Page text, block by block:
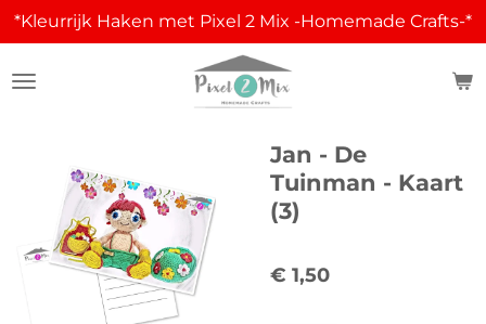
Ga
direct
naar
*Kleurrijk Haken met Pixel 2 Mix -Homemade Crafts-*
Jan - De
Tuinman - Kaart
(3)
€ 1,50